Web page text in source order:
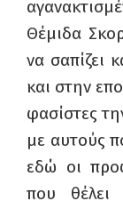
Θέμιδα
να σαπίζει
και στην
φασίστες
με αυτούς
εδώ οι
που θέλει